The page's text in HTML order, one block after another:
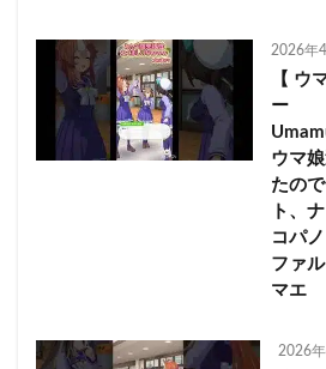
2026年
【 ウ
ー
ウマ
たの
ト、
コパ
ファ
マエ
2026